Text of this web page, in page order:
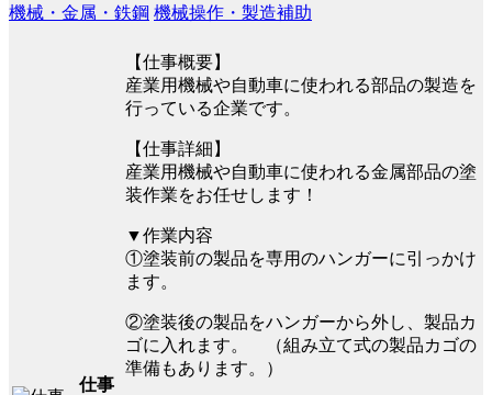
機械・金属・鉄鋼 機械操作・製造補助
仕事
【仕事概要】
産業用機械や自動車に使われる部品の製造を
行っている企業です。
【仕事詳細】
産業用機械や自動車に使われる金属部品の塗
装作業をお任せします！
▼作業内容
①塗装前の製品を専用のハンガーに引っかけ
ます。
②塗装後の製品をハンガーから外し、製品カ
ゴに入れます。 （組み立て式の製品カゴの
準備もあります。）